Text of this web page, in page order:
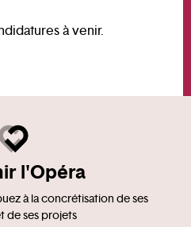
à venir.
l'Opéra
à la concrétisation de ses
de ses projets